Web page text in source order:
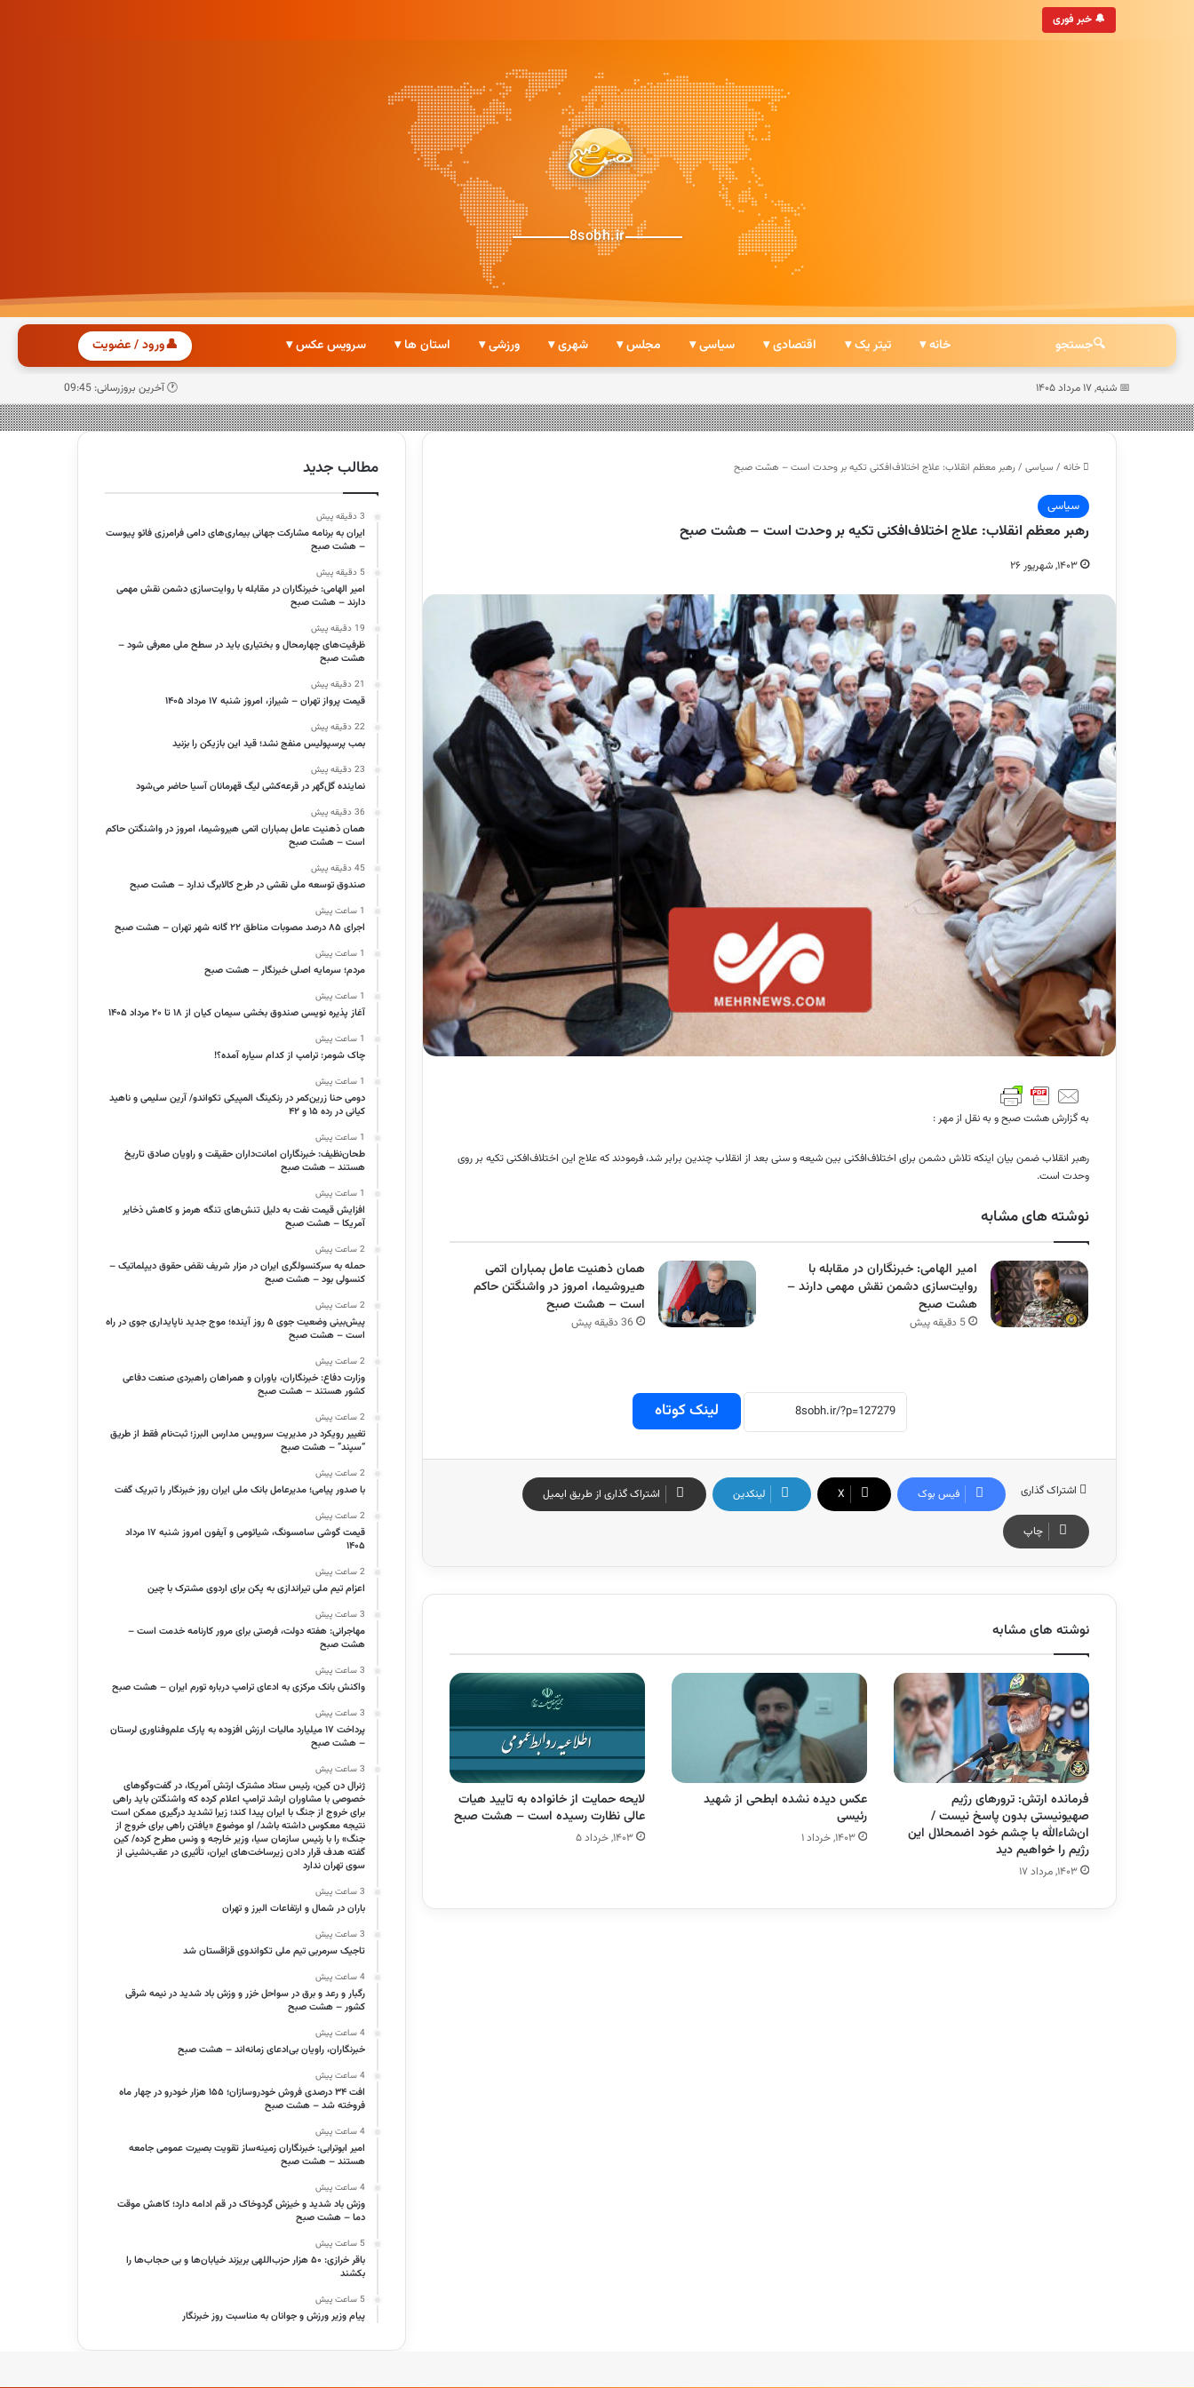
🔔 خبر فوریخبرگزاری ایرانی
8sobh.ir
🔍جستجو خانه ▾ تیتر یک ▾ اقتصادی ▾ سیاسی ▾ مجلس ▾ شهری ▾ ورزشی ▾ استان ها ▾ سرویس عکس ▾ 👤ورود / عضویت
📅 شنبه, ۱۷ مرداد ۱۴۰۵ 🕐 آخرین بروزرسانی: 09:45
خانه / سیاسی /رهبر معظم انقلاب: علاج اختلاف‌افکنی تکیه بر وحدت است – هشت صبح
سیاسی
رهبر معظم انقلاب: علاج اختلاف‌افکنی تکیه بر وحدت است – هشت صبح
۱۴۰۳, شهریور ۲۶
به گزارش هشت صبح و به نقل از مهر :
رهبر انقلاب ضمن بیان اینکه تلاش دشمن برای اختلاف‌افکنی بین شیعه و سنی بعد از انقلاب چندین برابر شد، فرمودند که علاج این اختلاف‌افکنی تکیه بر روی
وحدت است.
نوشته های مشابه
امیر الهامی: خبرنگاران در مقابله با
روایت‌سازی دشمن نقش مهمی دارند –
هشت صبح
5 دقیقه پیش
همان ذهنیت عامل بمباران اتمی
هیروشیما، امروز در واشنگتن حاکم
است – هشت صبح
36 دقیقه پیش
لینک کوتاه
اشتراک گذاری فیس بوک X لینکدین اشتراک گذاری از طریق ایمیل
چاپ
نوشته های مشابه
فرمانده‌ ارتش: ترورهای رژیم
صهیونیستی بدون پاسخ نیست /
ان‌شاءالله با چشم خود اضمحلال این
رژیم را خواهیم دید
۱۴۰۳, مرداد ۱۷
عکس دیده نشده ابطحی از شهید
رئیسی
۱۴۰۳, خرداد ۱
لایحه حمایت از خانواده به تایید هیات
عالی نظارت رسیده است – هشت صبح
۱۴۰۳, خرداد ۵
مطالب جدید
3 دقیقه پیش
ایران به برنامه مشارکت جهانی بیماری‌های دامی فرامرزی فائو پیوست
– هشت صبح
5 دقیقه پیش
امیر الهامی: خبرنگاران در مقابله با روایت‌سازی دشمن نقش مهمی
دارند – هشت صبح
19 دقیقه پیش
ظرفیت‌های چهارمحال و بختیاری باید در سطح ملی معرفی شود –
هشت صبح
21 دقیقه پیش
قیمت پرواز تهران – شیراز، امروز شنبه ۱۷ مرداد ۱۴۰۵
22 دقیقه پیش
بمب پرسپولیس منفج نشد؛ قید این بازیکن را بزنید
23 دقیقه پیش
نماینده گل‌گهر در قرعه‌کشی لیگ قهرمانان آسیا حاضر می‌شود
36 دقیقه پیش
همان ذهنیت عامل بمباران اتمی هیروشیما، امروز در واشنگتن حاکم
است – هشت صبح
45 دقیقه پیش
صندوق توسعه ملی نقشی در طرح کالابرگ ندارد – هشت صبح
1 ساعت پیش
اجرای ۸۵ درصد مصوبات مناطق ۲۲ گانه شهر تهران – هشت صبح
1 ساعت پیش
مردم؛ سرمایه اصلی خبرنگار – هشت صبح
1 ساعت پیش
آغاز پذیره نویسی صندوق بخشی سیمان کیان از ۱۸ تا ۲۰ مرداد ۱۴۰۵
1 ساعت پیش
چاک شومر: ترامپ از کدام سیاره آمده؟!
1 ساعت پیش
دومی حنا زرین‌کمر در رنکینگ المپیکی تکواندو/ آرین سلیمی و ناهید
کیانی در رده ۱۵ و ۴۲
1 ساعت پیش
طحان‌نظیف: خبرنگاران امانت‌داران حقیقت و راویان صادق تاریخ‌
هستند – هشت صبح
1 ساعت پیش
افزایش قیمت نفت به دلیل تنش‌های تنگه هرمز و کاهش ذخایر
آمریکا – هشت صبح
2 ساعت پیش
حمله به سرکنسولگری ایران در مزار شریف نقض حقوق دیپلماتیک –
کنسولی بود – هشت صبح
2 ساعت پیش
پیش‌بینی وضعیت جوی ۵ روز آینده؛ موج جدید ناپایداری جوی در راه
است – هشت صبح
2 ساعت پیش
وزارت دفاع: خبرنگاران، یاوران و همراهان راهبردی صنعت دفاعی
کشور هستند – هشت صبح
2 ساعت پیش
تغییر رویکرد در مدیریت سرویس مدارس البرز؛ ثبت‌نام‌ فقط از طریق
“سپند” – هشت صبح
2 ساعت پیش
با صدور پیامی؛ مدیرعامل بانک ملی ایران روز خبرنگار را تبریک گفت
2 ساعت پیش
قیمت گوشی سامسونگ، شیائومی و آیفون امروز شنبه ۱۷ مرداد
۱۴۰۵
2 ساعت پیش
اعزام تیم ملی تیراندازی به پکن برای اردوی مشترک با چین
3 ساعت پیش
مهاجرانی: هفته دولت، فرصتی برای مرور کارنامه خدمت است –
هشت صبح
3 ساعت پیش
واکنش بانک مرکزی به ادعای ترامپ درباره تورم ایران – هشت صبح
3 ساعت پیش
پرداخت ۱۷ میلیارد مالیات ارزش افزوده به پارک علم‌وفناوری لرستان
– هشت صبح
3 ساعت پیش
ژنرال دن کین، رئیس ستاد مشترک ارتش آمریکا، در گفت‌وگوهای
خصوصی با مشاوران ارشد ترامپ اعلام کرده که واشنگتن باید راهی
برای خروج از جنگ با ایران پیدا کند؛ زیرا تشدید درگیری ممکن است
نتیجه معکوس داشته باشد/ او موضوع «یافتن راهی برای خروج از
جنگ» را با رئیس سازمان سیا، وزیر خارجه و ونس مطرح کرده/ کین
گفته هدف قرار دادن زیرساخت‌های ایران، تأثیری در عقب‌نشینی از
سوی تهران ندارد
3 ساعت پیش
باران در شمال و ارتفاعات البرز و تهران
3 ساعت پیش
تاجیک سرمربی تیم ملی تکواندوی قزاقستان شد
4 ساعت پیش
رگبار و رعد و برق در سواحل خزر و وزش باد شدید در نیمه شرقی
کشور – هشت صبح
4 ساعت پیش
خبرنگاران، راویان بی‌ادعای زمانه‌اند – هشت صبح
4 ساعت پیش
افت ۳۴ درصدی فروش خودروسازان؛ ۱۵۵ هزار خودرو در چهار ماه
فروخته شد – هشت صبح
4 ساعت پیش
امیر ابوترابی: خبرنگاران زمینه‌ساز تقویت بصیرت عمومی جامعه
هستند – هشت صبح
4 ساعت پیش
وزش باد شدید و خیزش گردوخاک در قم ادامه دارد؛ کاهش موقت
دما – هشت صبح
5 ساعت پیش
باقر خرازی: ۵۰ هزار حزب‌اللهی بریزند خیابان‌ها و بی حجاب‌ها را
بکشند
5 ساعت پیش
پیام وزیر ورزش و جوانان به مناسبت روز خبرنگار